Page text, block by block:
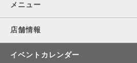
メニュー
店舗情報
イベントカレンダー